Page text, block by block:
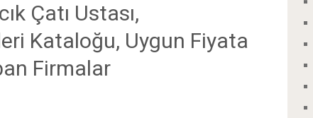
Çatı Ustası,
Kataloğu, Uygun Fiyata
Firmalar